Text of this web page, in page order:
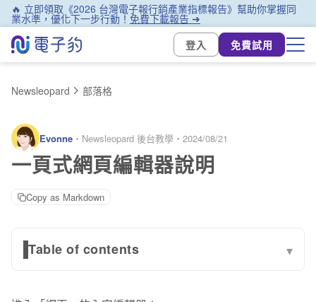
🔥 立即領取《2026 台灣電子報行銷產業指標報告》幫助你掌握同
業水準，優化下一步行動！免費下載報告 ➜
登入
免費試用
Newsleopard 部落格
Evonne ・ Newsleopard 後台教學 ・ 2024/08/21
一頁式網頁編輯器說明
Copy as Markdown
Table of contents ▾